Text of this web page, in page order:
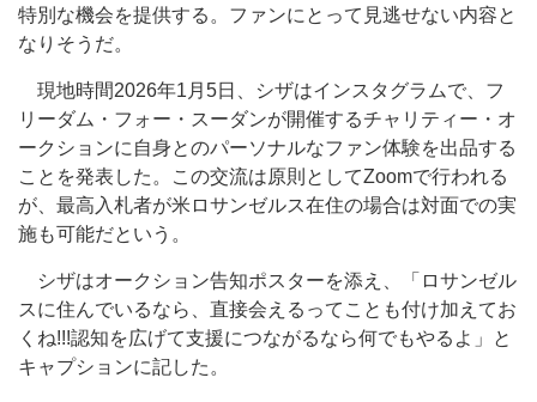
特別な機会を提供する。ファンにとって見逃せない内容と
なりそうだ。
現地時間2026年1月5日、シザはインスタグラムで、フ
リーダム・フォー・スーダンが開催するチャリティー・オ
ークションに自身とのパーソナルなファン体験を出品する
ことを発表した。この交流は原則としてZoomで行われる
が、最高入札者が米ロサンゼルス在住の場合は対面での実
施も可能だという。
シザはオークション告知ポスターを添え、「ロサンゼル
スに住んでいるなら、直接会えるってことも付け加えてお
くね!!!認知を広げて支援につながるなら何でもやるよ」と
キャプションに記した。